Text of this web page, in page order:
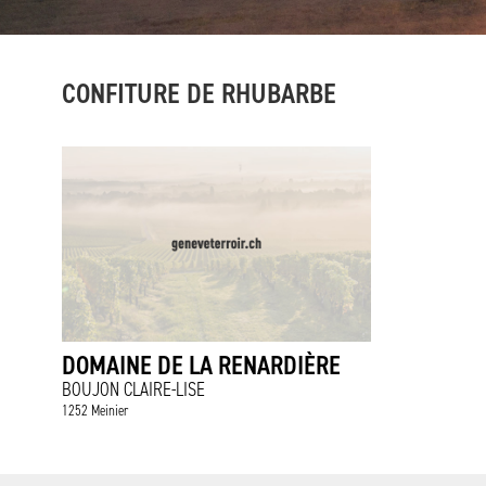
CONFITURE DE RHUBARBE
DOMAINE DE LA RENARDIÈRE
BOUJON CLAIRE-LISE
1252 Meinier